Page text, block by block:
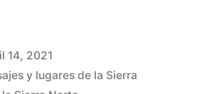
14, 2021
y lugares de la Sierra